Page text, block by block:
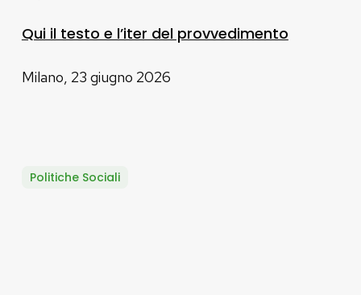
Qui il testo e l’iter del provvedimento
Milano, 23 giugno 2026
Politiche Sociali